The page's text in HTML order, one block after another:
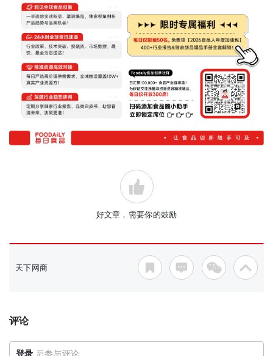
好文章，需要你的鼓励
天下网商
评论
登录 后参与评论